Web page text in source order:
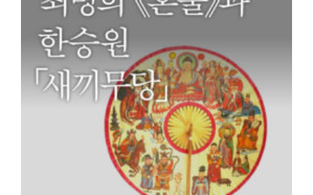
민속이야기
민속 인사이드